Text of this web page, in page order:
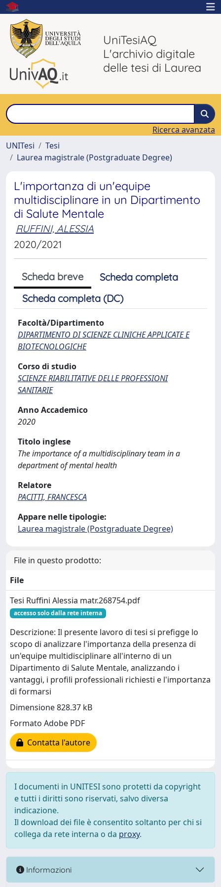
UniTesiAQ
L'archivio digitale
delle tesi di Laurea
Ricerca avanzata
UNITesi
Tesi
Laurea magistrale (Postgraduate Degree)
L'importanza di un'equipe
multidisciplinare in un Dipartimento
di Salute Mentale
RUFFINI, ALESSIA
2020/2021
Scheda breve
Scheda completa
Scheda completa (DC)
Facoltà/Dipartimento
DIPARTIMENTO DI SCIENZE CLINICHE APPLICATE E
BIOTECNOLOGICHE
Corso di studio
SCIENZE RIABILITATIVE DELLE PROFESSIONI
SANITARIE
Anno Accademico
2020
Titolo inglese
The importance of a multidisciplinary team in a
department of mental health
Relatore
PACITTI, FRANCESCA
Appare nelle tipologie:
Laurea magistrale (Postgraduate Degree)
File in questo prodotto:
File
Tesi Ruffini Alessia matr.268754.pdf
accesso solo dalla rete interna
Descrizione: Il presente lavoro di tesi si prefigge lo
scopo di analizzare l'importanza della presenza di
un'equipe multidisciplinare all'interno di un
Dipartimento di Salute Mentale, analizzando i
vantaggi, i profili professionali richiesti e l'importanza
di formarsi
Dimensione 828.37 kB
Formato Adobe PDF
Contatta l'autore
I documenti in UNITESI sono protetti da copyright
e tutti i diritti sono riservati, salvo diversa
indicazione.
Il download dei file è consentito soltanto per chi si
collega da rete interna o da proxy.
Informazioni